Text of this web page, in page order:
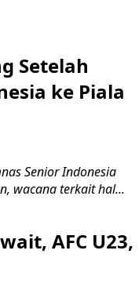
Setelah
ke Piala
Senior Indonesia
wacana terkait hal...
AFC U23,